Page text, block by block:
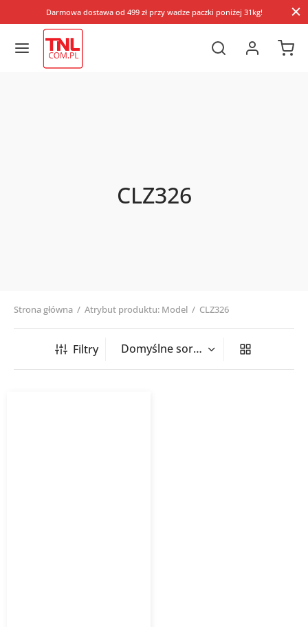
Darmowa dostawa od 499 zł przy wadze paczki poniżej 31kg!
CLZ326
Strona główna / Atrybut produktu: Model / CLZ326
Filtry